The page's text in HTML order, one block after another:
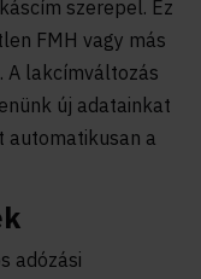
szerepel. Ez
FMH vagy más
A lakcímváltozás
új adatainkat
automatikusan a
adózási